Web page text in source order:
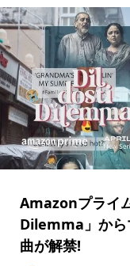
Amazonプライ
Dilemma」から
曲が解禁!